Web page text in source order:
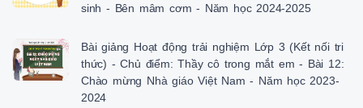
sinh - Bên mâm cơm - Năm học 2024-2025
Bài giảng Hoạt động trải nghiệm Lớp 3 (Kết nối tri
thức) - Chủ điểm: Thầy cô trong mắt em - Bài 12:
Chào mừng Nhà giáo Việt Nam - Năm học 2023-
2024